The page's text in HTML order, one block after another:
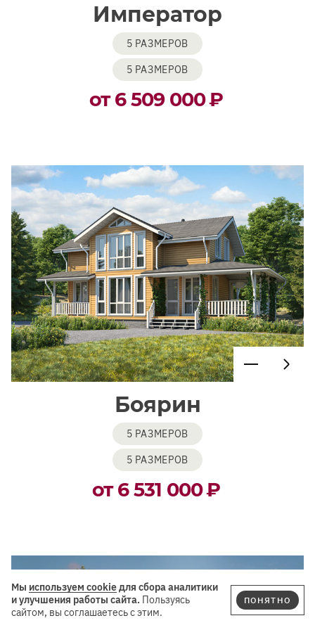
Мы используем cookieдля сбора аналитики
и улучшения работы сайта. Пользуясь
сайтом, вы соглашаетесь с этим.
ПОНЯТНО
Император
5 РАЗМЕРОВ
5 РАЗМЕРОВ
от 6 509 000₽
Боярин
5 РАЗМЕРОВ
5 РАЗМЕРОВ
от 6 531 000₽